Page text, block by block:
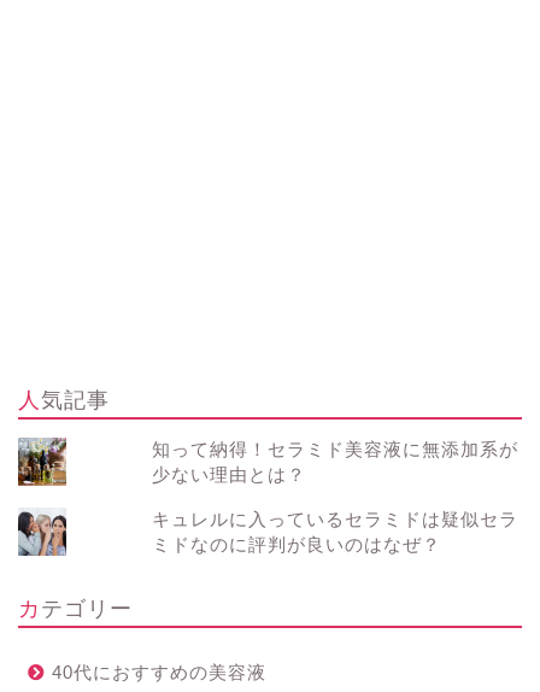
人気記事
知って納得！セラミド美容液に無添加系が
少ない理由とは？
キュレルに入っているセラミドは疑似セラ
ミドなのに評判が良いのはなぜ？
カテゴリー
40代におすすめの美容液